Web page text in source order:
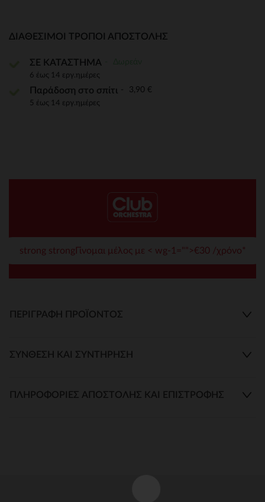
ΔΙΑΘΈΣΙΜΟΙ ΤΡΌΠΟΙ ΑΠΟΣΤΟΛΉΣ
ΣΕ ΚΑΤΑΣΤΗΜΑ
6 έως 14 εργ.ημέρες
Παράδοση στο σπίτι 3,90 €
5 έως 14 εργ.ημέρες
strong strongΓίνομαι μέλος με < wg-1="">€30 /χρόνο*
ΠΕΡΙΓΡΑΦΉ ΠΡΟΪΌΝΤΟΣ
ΣΎΝΘΕΣΗ ΚΑΙ ΣΥΝΤΉΡΗΣΗ
ΠΛΗΡΟΦΟΡΊΕΣ ΑΠΟΣΤΟΛΉΣ ΚΑΙ ΕΠΙΣΤΡΟΦΉΣ